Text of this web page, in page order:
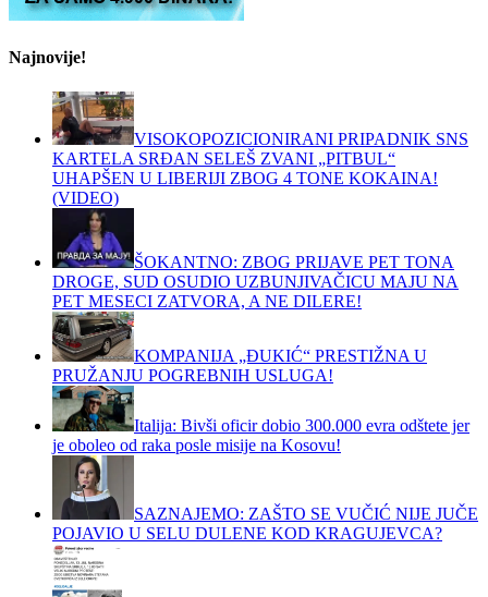
Najnovije!
VISOKOPOZICIONIRANI PRIPADNIK SNS
KARTELA SRĐAN SELEŠ ZVANI „PITBUL“
UHAPŠEN U LIBERIJI ZBOG 4 TONE KOKAINA!
(VIDEO)
ŠOKANTNO: ZBOG PRIJAVE PET TONA
DROGE, SUD OSUDIO UZBUNJIVAČICU MAJU NA
PET MESECI ZATVORA, A NE DILERE!
KOMPANIJA „ĐUKIĆ“ PRESTIŽNA U
PRUŽANJU POGREBNIH USLUGA!
Italija: Bivši oficir dobio 300.000 evra odštete jer
je oboleo od raka posle misije na Kosovu!
SAZNAJEMO: ZAŠTO SE VUČIĆ NIJE JUČE
POJAVIO U SELU DULENE KOD KRAGUJEVCA?